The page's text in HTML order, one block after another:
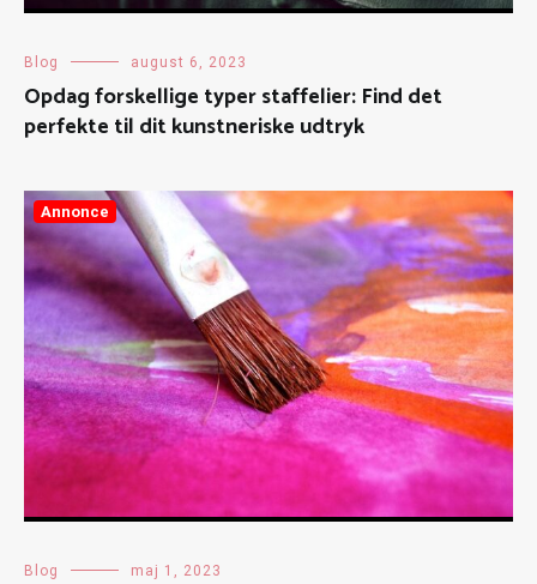
Blog august 6, 2023
Opdag forskellige typer staffelier: Find det
perfekte til dit kunstneriske udtryk
Annonce
Blog maj 1, 2023